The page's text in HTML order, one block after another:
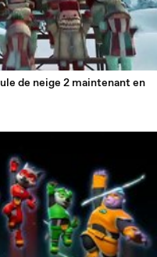
de neige 2 maintenant en